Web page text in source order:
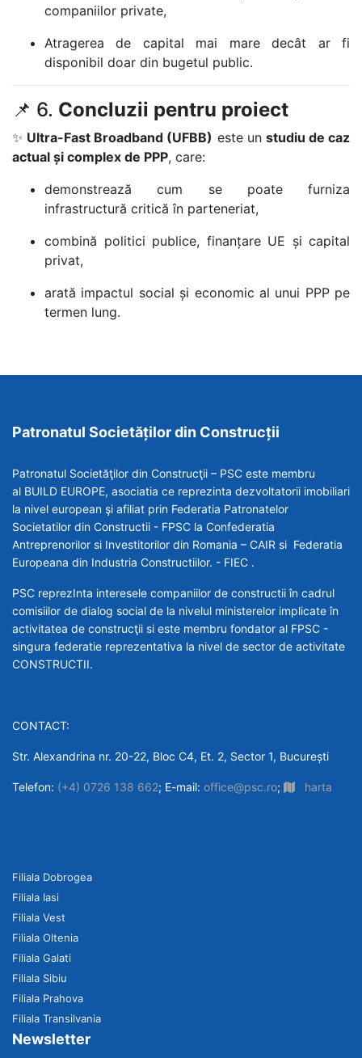
companiilor private,
Atragerea de capital mai mare decât ar fi
disponibil doar din bugetul public.
📌 6. Concluzii pentru proiect
✨ Ultra-Fast Broadband (UFBB) este un studiu de caz
actual și complex de PPP, care:
demonstrează cum se poate furniza
infrastructură critică în parteneriat,
combină politici publice, finanțare UE și capital
privat,
arată impactul social și economic al unui PPP pe
termen lung.
Patronatul Societăților din Construcții
Patronatul Societăţilor din Construcţii – PSC este membru
al BUILD EUROPE, asociatia ce reprezinta dezvoltatorii imobiliari
la nivel european şi afiliat prin Federatia Patronatelor
Societatilor din Constructii - FPSC la Confederatia
Antreprenorilor si Investitorilor din Romania – CAIR si Federatia
Europeana din Industria Constructiilor. - FIEC .
PSC reprezInta interesele companiilor de constructii în cadrul
comisiilor de dialog social de la nivelul ministerelor implicate în
activitatea de construcţii si este membru fondator al FPSC -
singura federatie reprezentativa la nivel de sector de activitate
CONSTRUCTII.
CONTACT:
Str. Alexandrina nr. 20-22, Bloc C4, Et. 2, Sector 1, București
Telefon: (+4) 0726 138 662; E-mail: office@psc.ro; harta
Filiala Dobrogea
Filiala Iasi
Filiala Vest
Filiala Oltenia
Filiala Galati
Filiala Sibiu
Filiala Prahova
Filiala Transilvania
Newsletter